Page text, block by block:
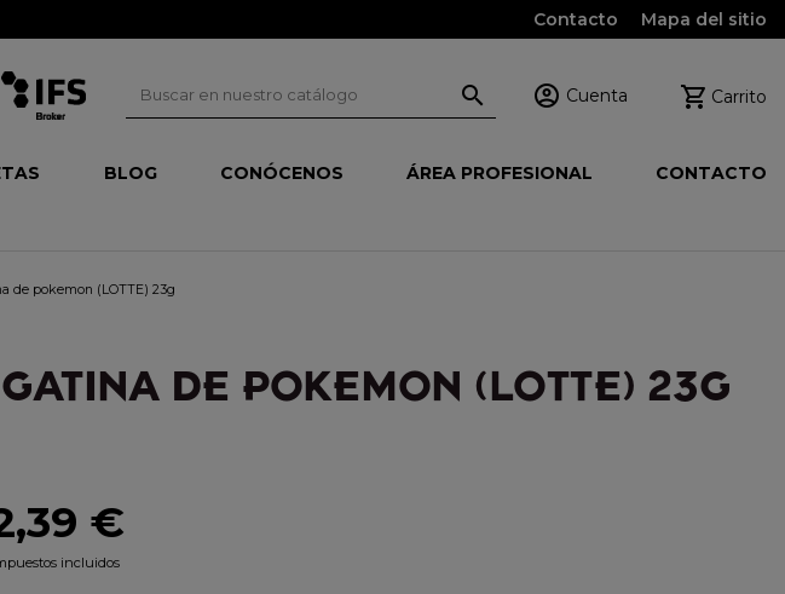
Contacto Mapa del sitio
  Cuenta  Carrito
BLOG CONÓCENOS ÁREA PROFESIONAL CONTACTO
de pokemon (LOTTE) 23g
DE POKEMON (LOTTE) 23G
€
incluidos